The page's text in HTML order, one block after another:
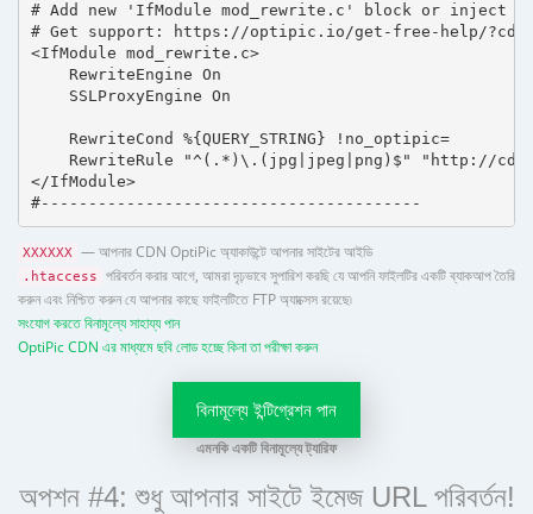
# Add new 'IfModule mod_rewrite.c' block or inject
# Get support: https://optipic.io/get-free-help/
<IfModule mod_rewrite.c>
    RewriteEngine On
    SSLProxyEngine On
    RewriteCond %{QUERY_STRING} !no_optipic=
RewriteRule "^(.*)\.(jpg|jpeg|png)$" "http://
</IfModule>
#----------------------------------------
XXXXXX — আপনার CDN OptiPic অ্যাকাউন্টে আপনার সাইটের আইডি
.htaccess
পরিবর্তন করার আগে, আমরা দৃঢ়ভাবে সুপারিশ করছি যে আপনি ফাইলটির একটি ব্যাকআপ তৈরি
করুন এবং নিশ্চিত করুন যে আপনার কাছে ফাইলটিতে FTP অ্যাক্সেস রয়েছে৷
সংযোগ করতে বিনামূল্যে সাহায্য পান
OptiPic CDN এর মাধ্যমে ছবি লোড হচ্ছে কিনা তা পরীক্ষা করুন
বিনামূল্যে ইন্টিগ্রেশন পান
এমনকি একটি বিনামূল্যে ট্যারিফ
অপশন #4: শুধু আপনার সাইটে ইমেজ URL পরিবর্তন!